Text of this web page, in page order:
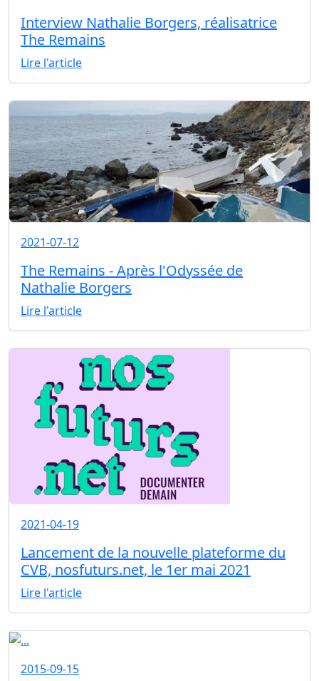
Interview Nathalie Borgers, réalisatrice
The Remains
Lire l'article
2021-07-12
The Remains - Après l'Odyssée de
Nathalie Borgers
Lire l'article
2021-04-19
Lancement de la nouvelle plateforme du
CVB, nosfuturs.net, le 1er mai 2021
Lire l'article
2015-09-15